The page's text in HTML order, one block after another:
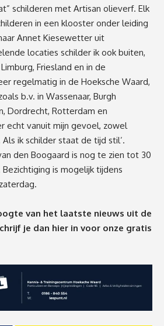
schilderen met Artisan olieverf. Elk
in een klooster onder leiding
Annet Kiesewetter uit
locaties schilder ik ook buiten,
Friesland en in de
regelmatig in de Hoeksche Waard,
b.v. in Wassenaar, Burgh
Dordrecht, Rotterdam en
echt vanuit mijn gevoel, zowel
ik schilder staat de tijd stil’.
den Boogaard is nog te zien tot 30
is mogelijk tijdens
van het laatste nieuws uit de
je dan hier in voor onze gratis